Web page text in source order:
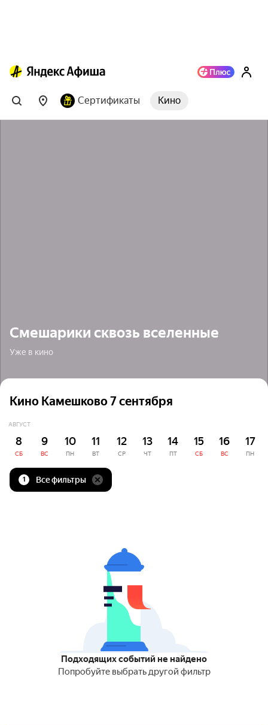
Сертификаты Кино
Смешарики сквозь вселенные
Уже в кино
Кино Камешково 7 сентября
АВГУСТ
8
СБ
9
ВС
10
ПН
11
ВТ
12
СР
13
ЧТ
14
ПТ
15
СБ
16
ВС
17
ПН
1 Все фильтры
Подходящих событий не найдено
Попробуйте выбрать другой фильтр